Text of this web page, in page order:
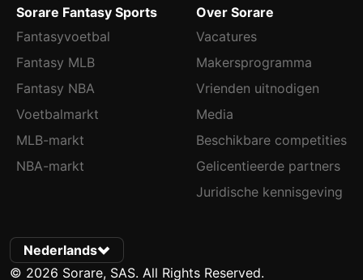
Sorare Fantasy Sports
Fantasyvoetbal
Fantasy MLB
Fantasy NBA
Voetbalmarkt
MLB-markt
NBA-markt
Over Sorare
Vacatures
Makersprogramma
Vrienden uitnodigen
Media
Beschikbare competities
Gelicentieerde partners
Juridische kennisgeving
Nederlands
© 2026 Sorare, SAS. All Rights Reserved.